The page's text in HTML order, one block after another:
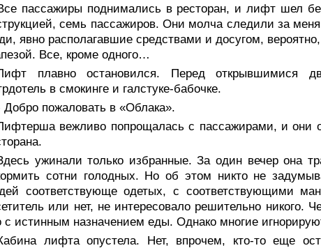
пассажиры поднимались в ресторан, и лифт шел
семь пассажиров. Они молча следили за
явно располагавшие средствами и досугом,
Все, кроме одного…
плавно остановился. Перед открывшимися
в смокинге и галстуке-бабочке.
Добро пожаловать в «Облака».
вежливо попрощалась с пассажирами, и они
ужинали только избранные. За один вечер она
сотни голодных. Но об этом никто не
соответствующе одетых, с соответствующими
или нет, не интересовало решительно никого.
с истинным назначением еды. Однако многие
лифта опустела. Нет, впрочем, кто-то еще